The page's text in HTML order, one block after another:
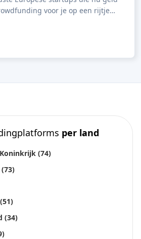
voor je op een rijtje
per land
(74)
(73)
(51)
(34)